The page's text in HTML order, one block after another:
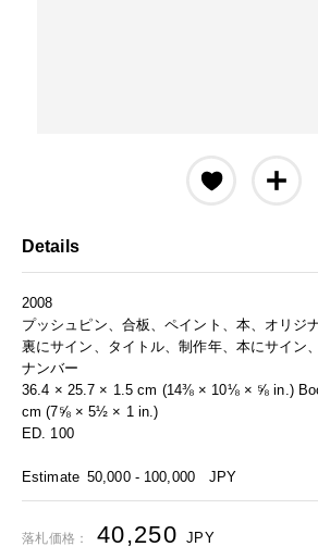
Details
2008
プッシュピン、合板、ペイント、本、オリジ
裏にサイン、タイトル、制作年、本にサイン
ナンバー
36.4 × 25.7 × 1.5 cm (14⅜ × 10⅛ × ⅝ in.)
cm (7⅝ × 5½ × 1 in.)
ED. 100
Estimate 50,000 - 100,000 JPY
落札価格： 40,250 JPY